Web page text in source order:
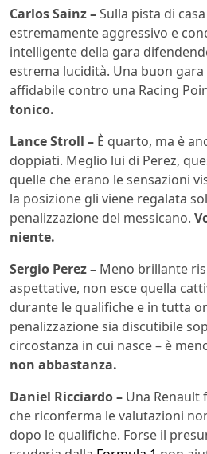
Carlos Sainz –Sulla pista di
estremamente aggressivo e
intelligente della gara
estrema lucidità. Una buon
affidabile contro una Racing
tonico.
Lance Stroll – È quarto, ma è
doppiati. Meglio lui di Perez,
quelle che erano le sensazioni
la posizione gli viene regalata
penalizzazione del messicano.
niente.
Sergio Perez – Meno brillante
aspettative, non esce quella
durante le qualifiche e in tutta
penalizzazione sia discutibile
circostanza in cui nasce – è
non abbastanza.
Daniel Ricciardo – Una Renault
che riconferma le valutazioni
dopo le qualifiche. Forse il